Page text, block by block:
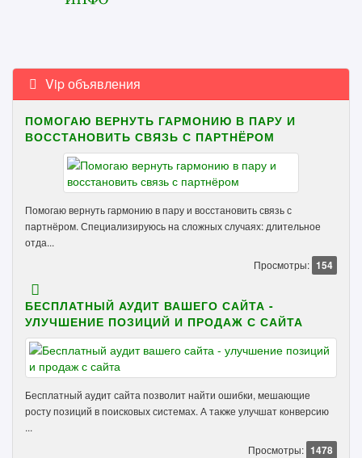
Vip объявления
ПОМОГАЮ ВЕРНУТЬ ГАРМОНИЮ В ПАРУ И
ВОССТАНОВИТЬ СВЯЗЬ С ПАРТНЁРОМ
Помогаю вернуть гармонию в пару и восстановить связь с
партнёром. Специализируюсь на сложных случаях: длительное
отда...
Просмотры: 154
БЕСПЛАТНЫЙ АУДИТ ВАШЕГО САЙТА -
УЛУЧШЕНИЕ ПОЗИЦИЙ И ПРОДАЖ С САЙТА
Бесплатный аудит сайта позволит найти ошибки, мешающие
росту позиций в поисковых системах. А также улучшат конверсию
...
Просмотры: 1478